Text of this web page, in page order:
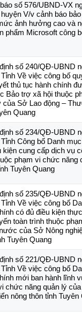
số 576/UBND-VX
V/v cảnh báo
ảnh hưởng cao và
phẩm Microsoft công
số 240/QĐ-UBND
Về việc công bố
thủ tục hành chính
Bảo trợ xã hội thuộc
của Sở Lao động –
Quang
số 234/QĐ-UBND
Công bố Danh
kiện cung cấp dịch vụ
phạm vi chức năng
Tuyên Quang
số 235/QĐ-UBND
Về việc công bố
có đủ điều kiện
toàn trình thuộc
của Sở Nông
Tuyên Quang
số 221/QĐ-UBND
Về việc công bố
mới ban hành lĩnh
chức năng quản lý
nông thôn tỉnh Tuyên